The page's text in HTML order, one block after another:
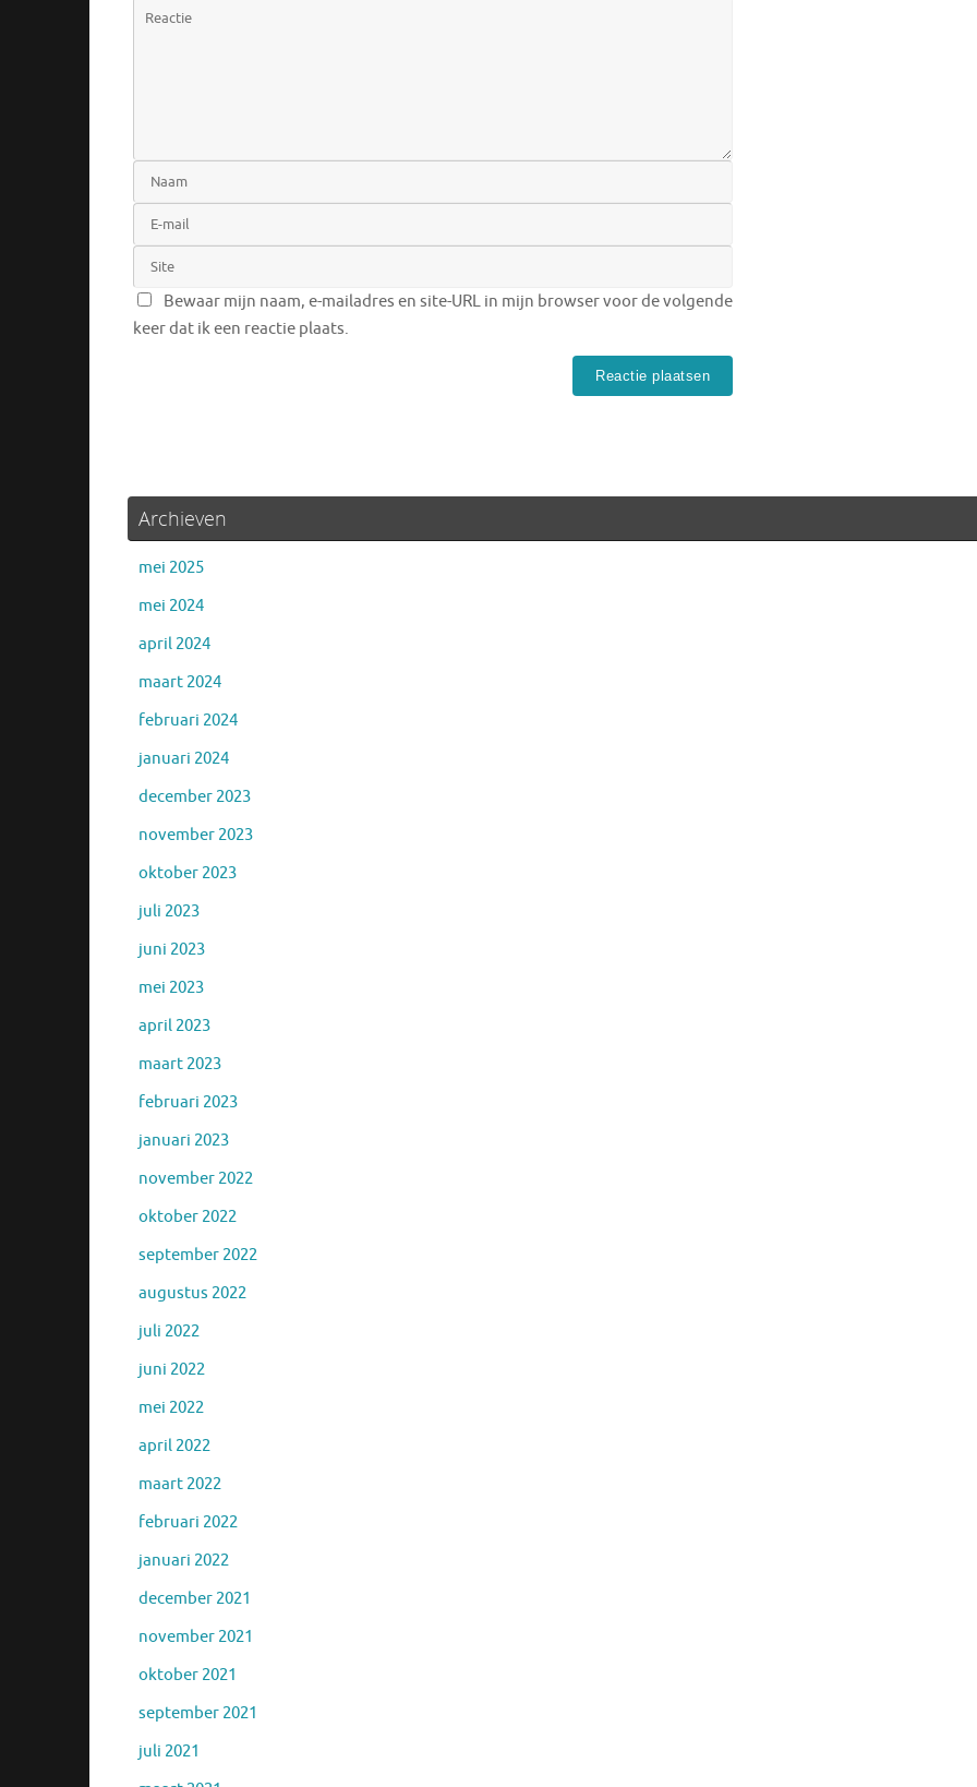
Bewaar mijn naam, e-mailadres en site-URL in mijn browser voor de volgende
keer dat ik een reactie plaats.
Archieven
mei 2025
mei 2024
april 2024
maart 2024
februari 2024
januari 2024
december 2023
november 2023
oktober 2023
juli 2023
juni 2023
mei 2023
april 2023
maart 2023
februari 2023
januari 2023
november 2022
oktober 2022
september 2022
augustus 2022
juli 2022
juni 2022
mei 2022
april 2022
maart 2022
februari 2022
januari 2022
december 2021
november 2021
oktober 2021
september 2021
juli 2021